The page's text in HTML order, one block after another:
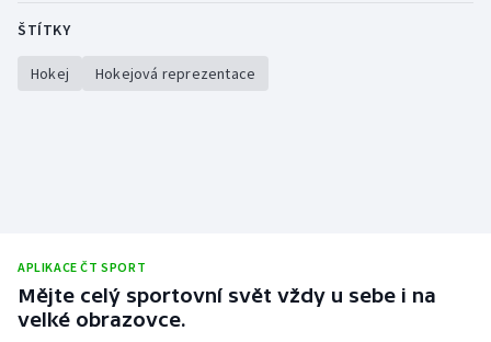
Triatlon
Veslování
ŠTÍTKY
Hokej Hokejová reprezentace
APLIKACE ČT SPORT
Mějte celý sportovní svět vždy u sebe i na
velké obrazovce.